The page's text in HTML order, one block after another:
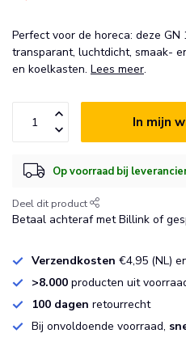
Perfect voor de horeca: deze GN
transparant, luchtdicht, smaak-
en koelkasten. Lees meer.
In mijn
Op voorraad bij
Deel dit product
Betaal achteraf met Billink of
Verzendkosten €4,95 (NL)
>8.000 producten uit
100 dagen retourrecht
Bij onvoldoende voorraad,